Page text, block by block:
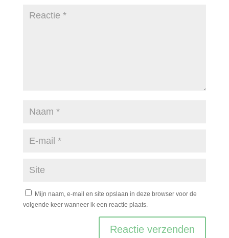
Mijn naam, e-mail en site opslaan in deze browser voor de
volgende keer wanneer ik een reactie plaats.